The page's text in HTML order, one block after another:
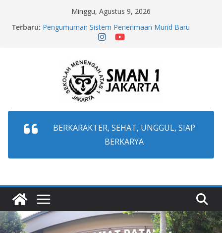
Minggu, Agustus 9, 2026
Terbaru: Pengumuman Sistem Penerimaan Murid Baru
(SPMB) Provinsi DKI Jakarta Tahun Ajaran
Pengumuman Hasil Test Mutasi Tahap 2 Sem.
Ganjil T.P. 2026/2027
Pengumuman Perpindahan Murid Semester Ganjil
Tahap 2 T.A 2026/2027
Pengumuman Hasil Test Mutasi Masuk Sem. Ganjil
T.A 2026/2027
BERKARAKTER, SEHAT, UNGGUL, SIAP
BERKARYA